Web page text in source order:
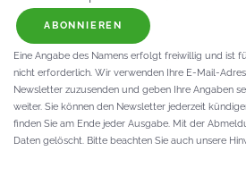
ABONNIEREN
Eine Angabe des Namens erfolgt freiwillig und ist
nicht erforderlich. Wir verwenden Ihre E-Mail-
Newsletter zuzusenden und geben Ihre Angaben
weiter. Sie können den Newsletter jederzeit
finden Sie am Ende jeder Ausgabe. Mit der
Daten gelöscht. Bitte beachten Sie auch unsere